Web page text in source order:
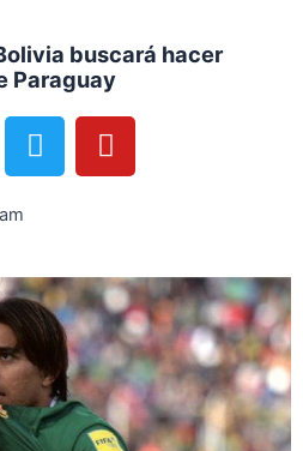
buscará hacer
Paraguay
T
w
i
r
Y
o
u
e